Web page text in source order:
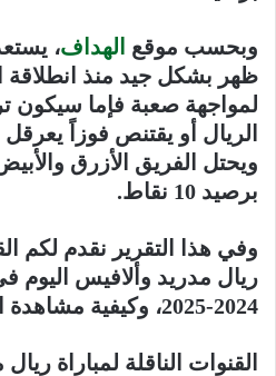
وبحسب موقع الهداف،
ظهر بشكل جيد منذ انطلاقة
لمواجهة صعبة فإما
الريال أو يقتنص فوزاً
ويحتل الفريق الأزرق
برصيد 10 نقاط.
وفي هذا التقرير نقدم لكم
ريال مدريد وألافيس اليوم
2024-2025، وكيفية مشاهدة البث المباشر وأكثر..
القنوات الناقلة لمباراة